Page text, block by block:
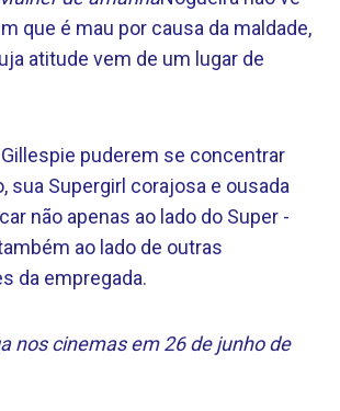
que é mau por causa da maldade,
atitude vem de um lugar de
puderem se concentrar
sua Supergirl corajosa e ousada
não apenas ao lado do Super -
ao lado de outras
da empregada.
nos cinemas em 26 de junho de